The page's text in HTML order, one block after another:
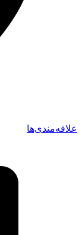
علاقه‌مندی‌ها